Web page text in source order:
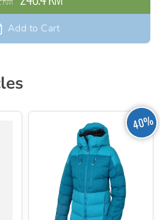
sintetičko perje // 100%
poliamid
Add to Cart
40%